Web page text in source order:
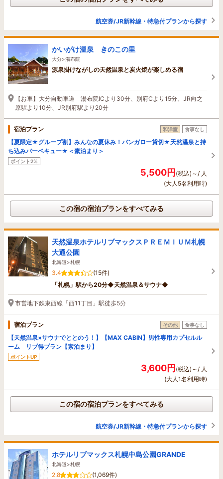
航空券/JR新幹線・特急付プランから探す
かいがけ温泉 きのこの里
大分>湯布院
源泉掛けながしの天然温泉と炭火焼が楽しめる宿
【お車】大分自動車道 湯布院ICより30分、別府Cより15分、JR向之
原駅より10分、JR別府駅より20分
宿泊プラン 和洋室 食事なし
【夏限定★グループ割】みんなの夏休み！バンガロー貸切★天然温泉と持
ち込みバーベキュー★＜素泊まり＞
ポイント2%
5,500円(税込)～/ 人
(大人5名利用時)
この宿の宿泊プランをすべてみる
天然温泉ホテルリブマックスＰＲＥＭＩＵＭ札幌
大通公園
北海道>札幌
3.4
(15件)
「札幌」駅から20分◆天然温泉＆サウナ◆
市営地下鉄東西線「西11丁目」駅徒歩5分
宿泊プラン その他 食事なし
【天然温泉×サウナでととのう！】【MAX CABIN】男性専用カプセルル
ーム リブ得プラン【素泊まり】
ポイントUP
3,600円(税込)～/ 人
(大人1名利用時)
この宿の宿泊プランをすべてみる
航空券/JR新幹線・特急付プランから探す
ホテルリブマックス札幌中島公園GRANDE
北海道>札幌
2.8
(1,069件)